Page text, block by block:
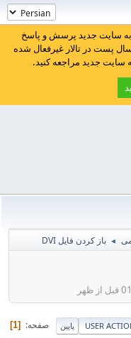
به سایت جدید پرسش و پاسخ
پست در تالار غیرفعال شده
جدید مراجعه کنید.
◄ باز کردن فایل DVI
پایین صفحه 1 USER